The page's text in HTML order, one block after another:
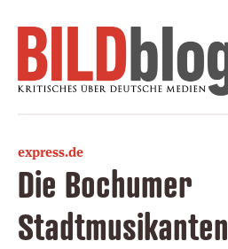
express.de
Die Bochumer
Stadtmusikanten